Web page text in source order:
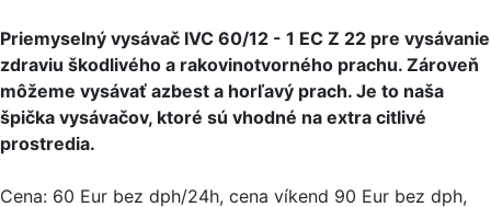
Priemyselný vysávač IVC 60/12 - 1 EC Z 22 pre vysávanie
zdraviu škodlivého a rakovinotvorného prachu. Zároveň
môžeme vysávať azbest a horľavý prach. Je to naša
špička vysávačov, ktoré sú vhodné na extra citlivé
prostredia.
Cena: 60 Eur bez dph/24h, cena víkend 90 Eur bez dph,